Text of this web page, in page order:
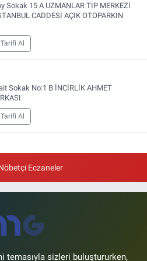
Sokak 15 A UZMANLAR TIP MERKEZİ
CADDESİ AÇIK OTOPARKIN
Al
Sokak No:1 B İNCİRLİK AHMET
Al
33 Akvaryum Yanı Akua Florya
Eczaneler
temasıyla sizleri buluştururken,